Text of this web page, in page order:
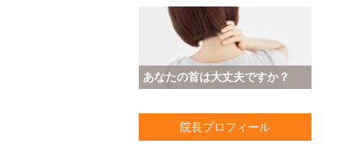
あなたの首は大丈夫ですか？
院長プロフィール